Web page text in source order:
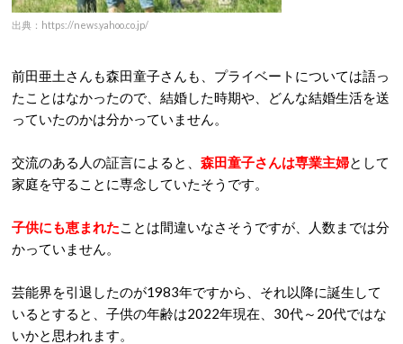
出典：https://news.yahoo.co.jp/
前田亜土さんも森田童子さんも、プライベートについては語っ
たことはなかったので、結婚した時期や、どんな結婚生活を送
っていたのかは分かっていません。
交流のある人の証言によると、 森田童子さんは専業主婦として
家庭を守ることに専念していたそうです。
子供にも恵まれたことは間違いなさそうですが、人数までは分
かっていません。
芸能界を引退したのが1983年ですから、それ以降に誕生して
いるとすると、子供の年齢は2022年現在、30代～20代ではな
いかと思われます。